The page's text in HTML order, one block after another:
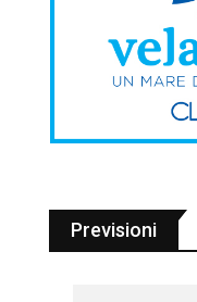
Previsioni